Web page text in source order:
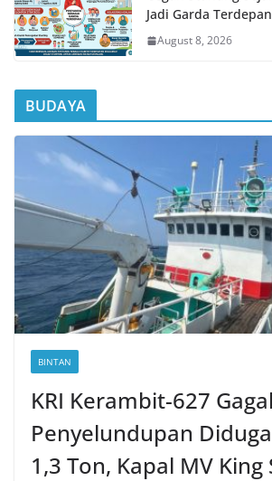
Jadi Garda
August 8, 2026
BUDAYA
BINTAN
KRI Kerambit-627
Penyelundupan
1,3 Ton, Kapal MV King